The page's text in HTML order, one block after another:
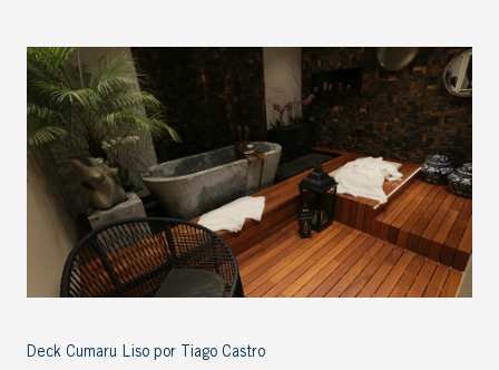
Deck Cumaru Liso por Tiago Castro